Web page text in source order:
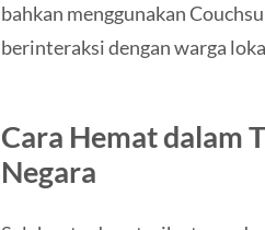
bahkan menggunakan
berinteraksi dengan warga
Cara Hemat dalam
Negara